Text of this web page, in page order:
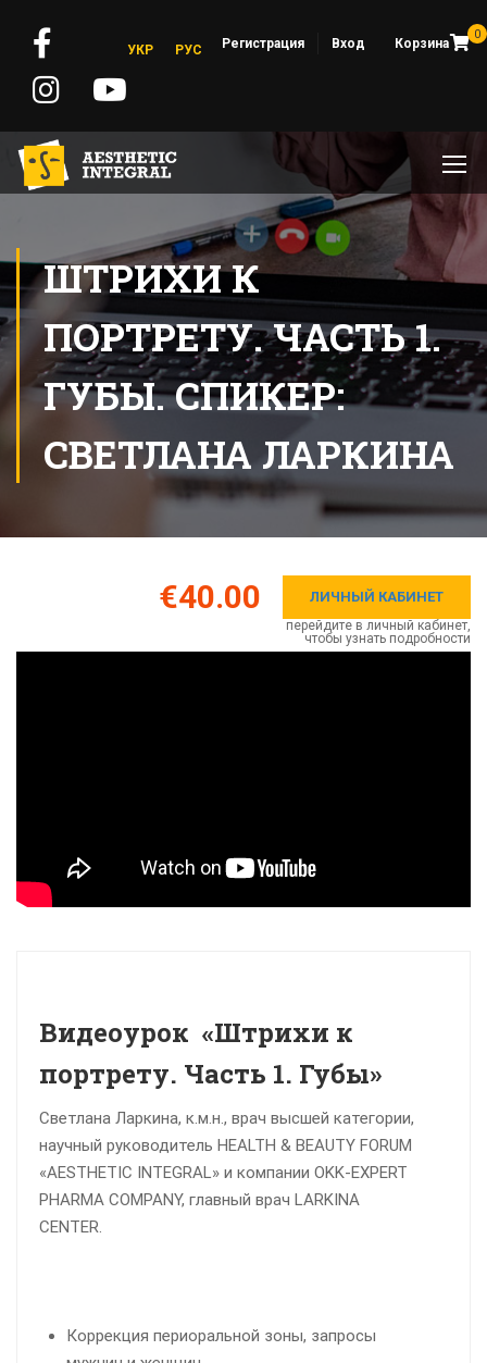
0
Регистрация Вход Корзина
УКР РУС
ШТРИХИ К
ПОРТРЕТУ. ЧАСТЬ 1.
ГУБЫ. СПИКЕР:
СВЕТЛАНА ЛАРКИНА
€40.00 ЛИЧНЫЙ КАБИНЕТ
перейдите в личный кабинет,
чтобы узнать подробности
Видеоурок «Штрихи к
портрету. Часть 1. Губы»
Светлана Ларкина, к.м.н., врач высшей категории,
научный руководитель HEALTH & BEAUTY FORUM
«AESTHETIC INTEGRAL» и компании OKK-EXPERT
PHARMA COMPANY, главный врач LARKINA
CENTER.
Коррекция периоральной зоны, запросы